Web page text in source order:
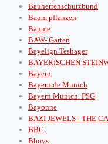
Bauherrenschutzbund
Baum pflanzen
Bäume
BAW- Garten
Bayelign Teshager
BAYERISCHEN
Bayern
Bayern de Munich
Bayern Munich. PSG
Bayonne
BAZI JEWELS - THE
BBC
Bboys